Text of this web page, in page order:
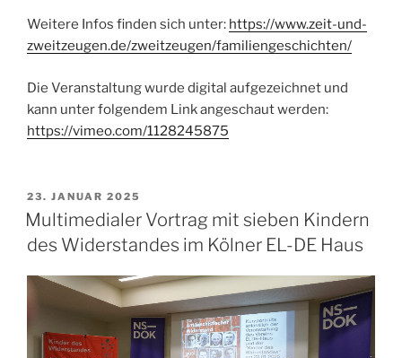
Weitere Infos finden sich unter: https://www.zeit-und-
zweitzeugen.de/zweitzeugen/familiengeschichten/
Die Veranstaltung wurde digital aufgezeichnet und
kann unter folgendem Link angeschaut werden:
https://vimeo.com/1128245875
VERÖFFENTLICHT
AM
23. JANUAR 2025
Multimedialer Vortrag mit sieben Kindern
des Widerstandes im Kölner EL-DE Haus